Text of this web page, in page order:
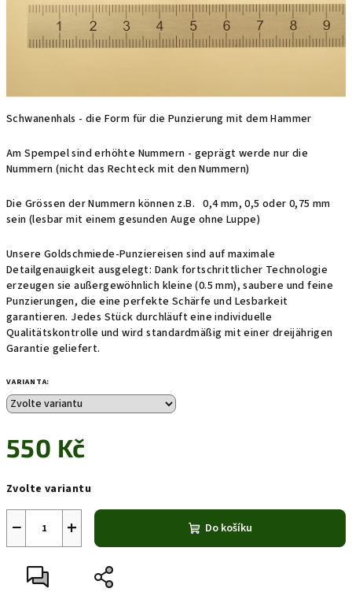
Schwanenhals - die Form für die Punzierung mit dem Hammer
Am Spempel sind erhöhte Nummern - geprägt werde nur die
Nummern (nicht das Rechteck mit den Nummern)
Die Grössen der Nummern können z.B. 0,4 mm, 0,5 oder 0,75 mm
sein (lesbar mit einem gesunden Auge ohne Luppe)
Unsere Goldschmiede-Punziereisen sind auf maximale
Detailgenauigkeit ausgelegt: Dank fortschrittlicher Technologie
erzeugen sie außergewöhnlich kleine (0.5 mm), saubere und feine
Punzierungen, die eine perfekte Schärfe und Lesbarkeit
garantieren. Jedes Stück durchläuft eine individuelle
Qualitätskontrolle und wird standardmäßig mit einer dreijährigen
Garantie geliefert.
VARIANTA:
550 Kč
cena:
Zvolte variantu
+
− Do košíku